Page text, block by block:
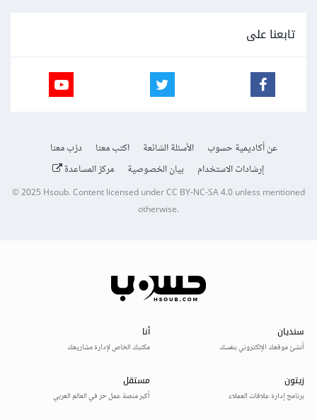
تابعنا على
عن أكاديمية حسوب الأسئلة الشائعة اكتب معنا
درّب معنا
إرشادات الاستخدام
بيان الخصوصية مركز المساعدة
© 2025Hsoub.Content licensed underCC BY-NC-SA 4.0unless mentioned
otherwise.